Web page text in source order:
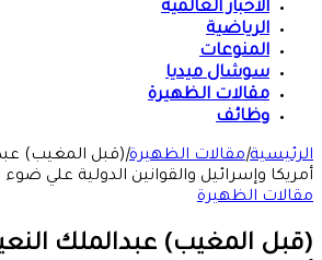
الأخبار العالمية
الرياضية
المنوعات
سوشال ميديا
مقالات الظهيرة
وظائف
الرئيسية|مقالات الظهيرة|(قبل المغيب)
أمريكا وإسرائيل والقوانين الدولية علي
مقالات الظهيرة
(قبل المغيب) عبدالملك